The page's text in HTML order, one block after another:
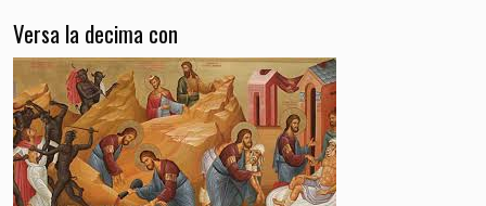
Versa la decima con